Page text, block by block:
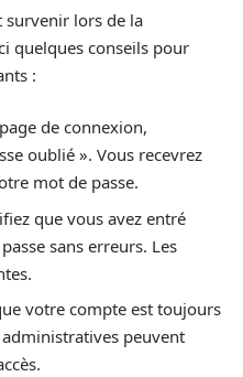
survenir lors de la
quelques conseils pour
:
de connexion,
oublié ». Vous recevrez
mot de passe.
que vous avez entré
sans erreurs. Les
votre compte est toujours
peuvent